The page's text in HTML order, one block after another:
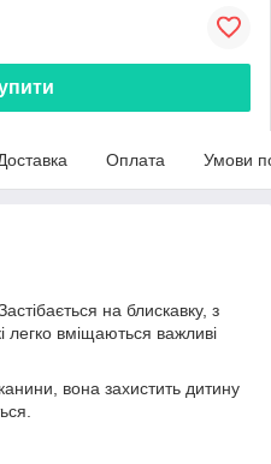
Оплата Умови
на блискавку, з
легко вміщаються важливі
вона захистить дитину